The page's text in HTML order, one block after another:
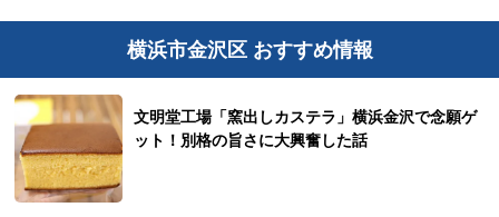
横浜市金沢区 おすすめ情報
文明堂工場「窯出しカステラ」横浜金沢で念願ゲ
ット！別格の旨さに大興奮した話